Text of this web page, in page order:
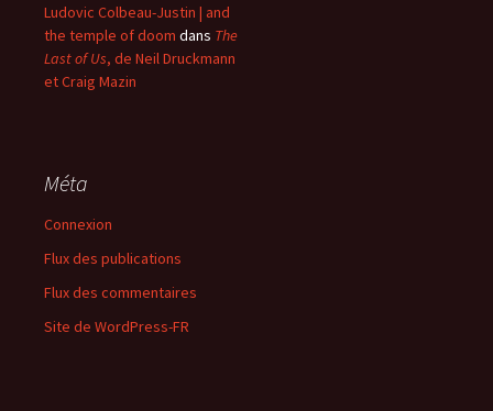
Ludovic Colbeau-Justin | and
the temple of doom dans The
Last of Us, de Neil Druckmann
et Craig Mazin
Méta
Connexion
Flux des publications
Flux des commentaires
Site de WordPress-FR